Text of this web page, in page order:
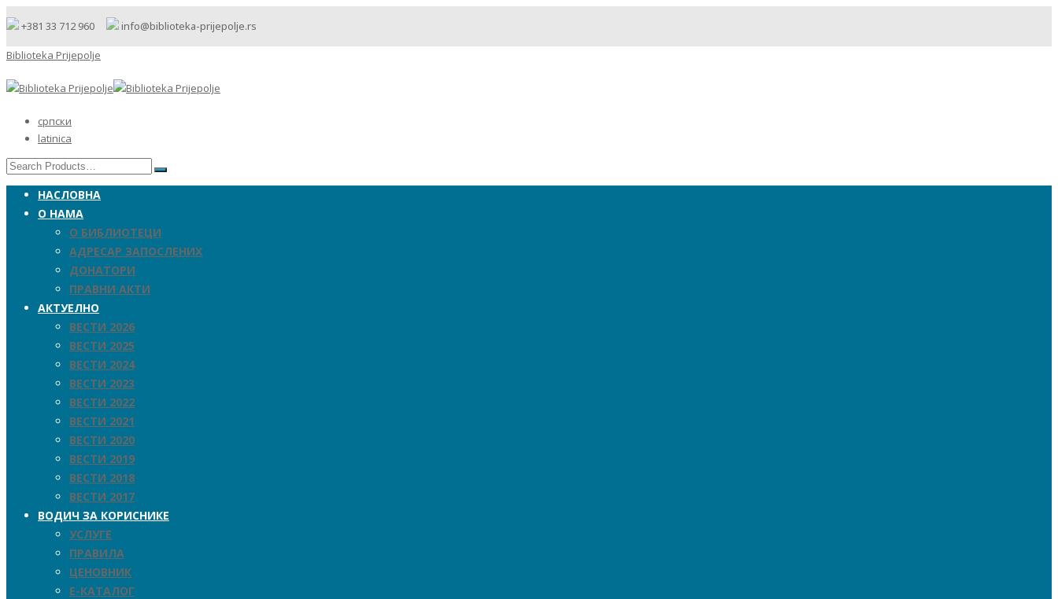
+381 33 712 960 info@biblioteka-prijepolje.rs
Biblioteka Prijepolje
српски
latinica
НАСЛОВНА
О НАМА
О БИБЛИОТЕЦИ
АДРЕСАР ЗАПОСЛЕНИХ
ДОНАТОРИ
ПРАВНИ АКТИ
АКТУЕЛНО
ВЕСТИ 2026
ВЕСТИ 2025
ВЕСТИ 2024
ВЕСТИ 2023
ВЕСТИ 2022
ВЕСТИ 2021
ВЕСТИ 2020
ВЕСТИ 2019
ВЕСТИ 2018
ВЕСТИ 2017
ВОДИЧ ЗА КОРИСНИКЕ
УСЛУГЕ
ПРАВИЛА
ЦЕНОВНИК
Е-КАТАЛОГ